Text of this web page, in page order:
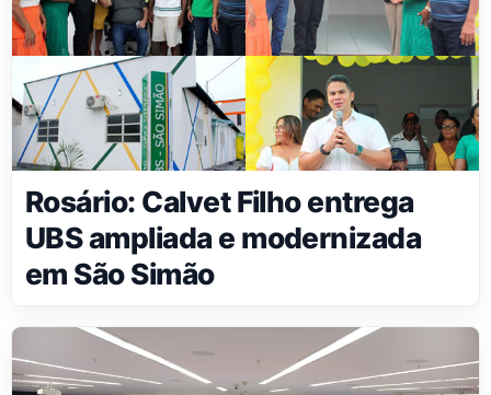
Rosário: Calvet Filho entrega
UBS ampliada e modernizada
em São Simão